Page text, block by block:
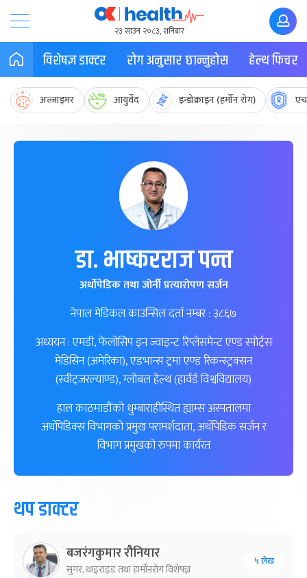
२३ साउन २०८३, शनिबार
विशेषज्ञ डाक्टर रोग अनुसार छान्नुहोस हेल्थ फिचर
अल्जाइमर आयुर्वेद इन्डोक्राइन (हर्मोन रोग)
डा. भाष्करराज पन्त
अर्थोपेडिक तथा जोर्नी प्रत्यारोपण सर्जन
नेपाल मेडिकल काउन्सिल दर्ता नम्बर : ३८६७
अध्ययन : एमडी, फेलोसिप इन ज्वाइन्ट रिप्लेसमेन्ट एण्ड स्पोर्ट्स
मेडिसिन (अमेरिका), एडभान्स ट्रमा एण्ड रिकन्स्ट्रक्सन
(स्वीट्जरल्याण्ड), ग्लोबल हेल्थ (हार्वर्ड विश्वविद्यालय)
हाल काठमाडौंको धुम्बाराहीस्थित ह्याम्स अस्पतालमा
अर्थोपेडिक्स विभागको प्रमुख परामर्शदाता, अर्थोपेडिक सर्जन र
विभाग प्रमुखको रुपमा कार्यरत
थप डाक्टर
बजरंगकुमार रौनियार
सुगर, थाइराइड तथा हार्मोनरोग विशेषज्ञ
५ लेख